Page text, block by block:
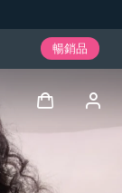
暢銷品